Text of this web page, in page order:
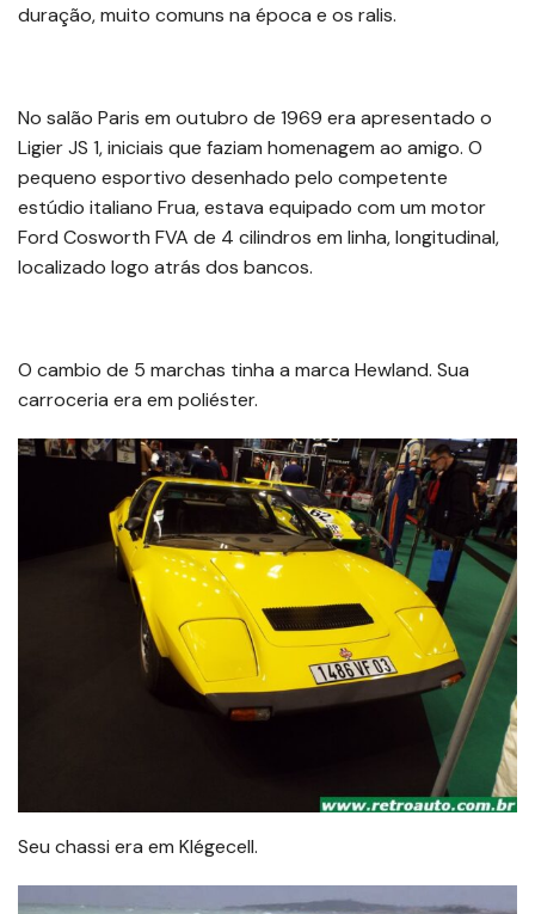
duração, muito comuns na época e os ralis.
No salão Paris em outubro de 1969 era apresentado o
Ligier JS 1, iniciais que faziam homenagem ao amigo. O
pequeno esportivo desenhado pelo competente
estúdio italiano Frua, estava equipado com um motor
Ford Cosworth FVA de 4 cilindros em linha, longitudinal,
localizado logo atrás dos bancos.
O cambio de 5 marchas tinha a marca Hewland. Sua
carroceria era em poliéster.
Seu chassi era em Klégecell.